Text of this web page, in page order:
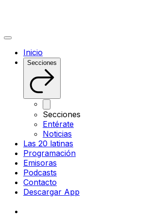
Inicio
Secciones
Secciones
Entérate
Noticias
Las 20 latinas
Programación
Emisoras
Podcasts
Contacto
Descargar App